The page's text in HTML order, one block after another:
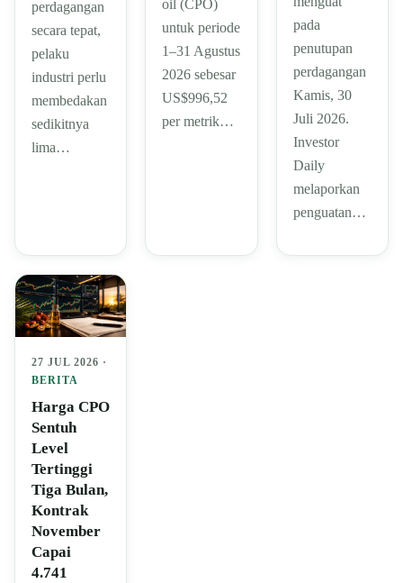
perdagangan
secara tepat,
pelaku
industri perlu
membedakan
sedikitnya
lima…
oil (CPO)
untuk periode
1–31 Agustus
2026 sebesar
US$996,52
per metrik…
pada
penutupan
perdagangan
Kamis, 30
Juli 2026.
Investor
Daily
melaporkan
penguatan…
27 JUL 2026 ·
BERITA
Harga CPO
Sentuh
Level
Tertinggi
Tiga Bulan,
Kontrak
November
Capai
4.741